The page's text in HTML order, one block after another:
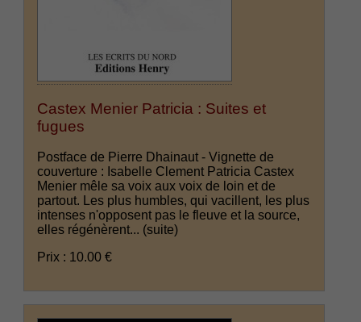
Castex Menier Patricia : Suites et
fugues
Postface de Pierre Dhainaut - Vignette de
couverture : Isabelle Clement Patricia Castex
Menier mêle sa voix aux voix de loin et de
partout. Les plus humbles, qui vacillent, les plus
intenses n'opposent pas le fleuve et la source,
elles régénèrent... (suite)
Prix : 10.00 €